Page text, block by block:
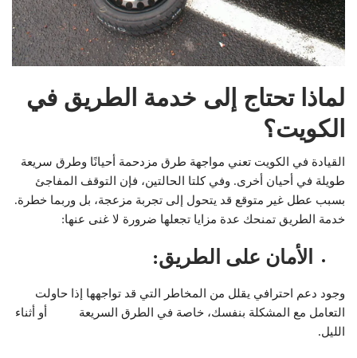
لماذا تحتاج إلى خدمة الطريق في
الكويت؟
القيادة في الكويت تعني مواجهة طرق مزدحمة أحيانًا وطرق سريعة
طويلة في أحيان أخرى. وفي كلتا الحالتين، فإن التوقف المفاجئ
بسبب عطل غير متوقع قد يتحول إلى تجربة مزعجة، بل وربما خطرة.
خدمة الطريق تمنحك عدة مزايا تجعلها ضرورة لا غنى عنها:
الأمان على الطريق:
وجود دعم احترافي يقلل من المخاطر التي قد تواجهها إذا حاولت
التعامل مع المشكلة بنفسك، خاصة في الطرق السريعة أو أثناء
الليل.